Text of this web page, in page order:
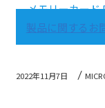
メモリーカード
製品に関するお
2022年11月7日